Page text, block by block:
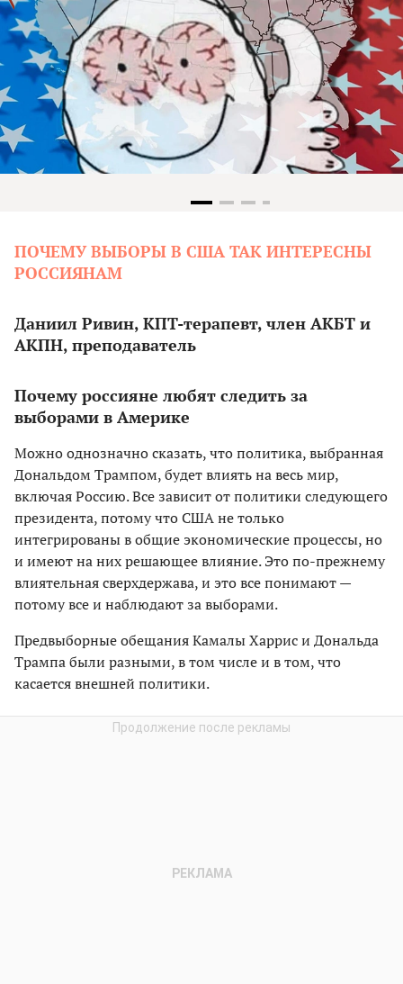
ПОЧЕМУ ВЫБОРЫ В США ТАК ИНТЕРЕСНЫ
РОССИЯНАМ
Даниил Ривин, КПТ-терапевт, член АКБТ и
АКПН, преподаватель
Почему россияне любят следить за
выборами в Америке
Можно однозначно сказать, что политика, выбранная
Дональдом Трампом, будет влиять на весь мир,
включая Россию. Все зависит от политики следующего
президента, потому что США не только
интегрированы в общие экономические процессы, но
и имеют на них решающее влияние. Это по-прежнему
влиятельная сверхдержава, и это все понимают —
потому все и наблюдают за выборами.
Предвыборные обещания Камалы Харрис и Дональда
Трампа были разными, в том числе и в том, что
касается внешней политики.